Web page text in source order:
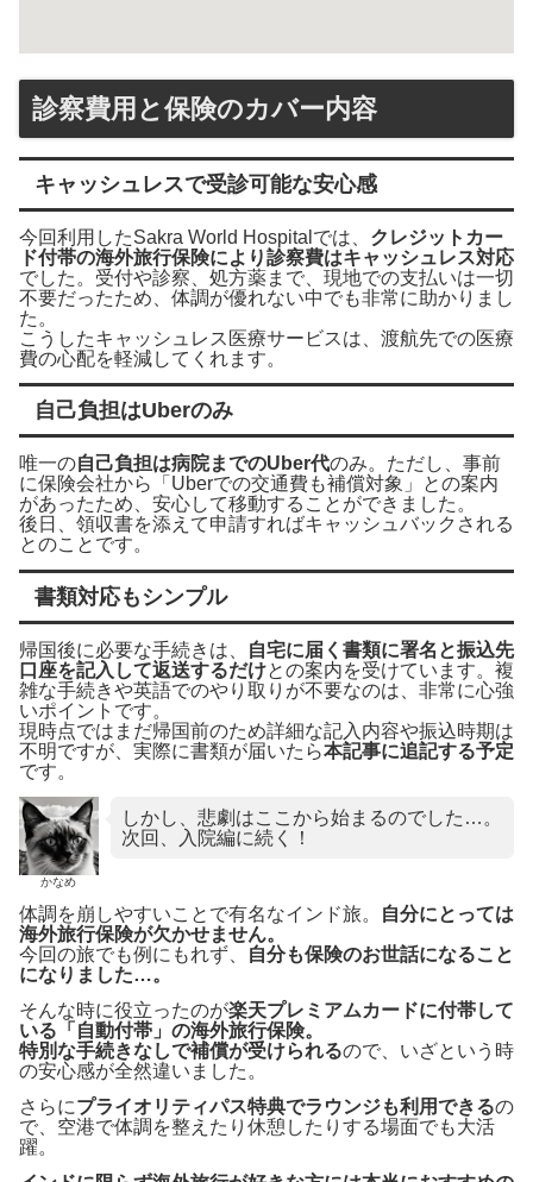
診察費用と保険のカバー内容
キャッシュレスで受診可能な安心感
今回利用したSakra World Hospitalでは、 クレジットカー
ド付帯の海外旅行保険により診察費はキャッシュレス対応
でした。受付や診察、処方薬まで、現地での支払いは一切
不要だったため、体調が優れない中でも非常に助かりまし
た。
こうしたキャッシュレス医療サービスは、渡航先での医療
費の心配を軽減してくれます。
自己負担はUberのみ
唯一の自己負担は病院までのUber代のみ。ただし、事前
に保険会社から「Uberでの交通費も補償対象」との案内
があったため、安心して移動することができました。
後日、領収書を添えて申請すればキャッシュバックされる
とのことです。
書類対応もシンプル
帰国後に必要な手続きは、
自宅に届く書類に署名と振込先
口座を記入して返送するだけとの案内を受けています。複
雑な手続きや英語でのやり取りが不要なのは、非常に心強
いポイントです。
現時点ではまだ帰国前のため詳細な記入内容や振込時期は
不明ですが、実際に書類が届いたら本記事に追記する予定
です。
かなめ
しかし、悲劇はここから始まるのでした…。
次回、入院編に続く！
体調を崩しやすいことで有名なインド旅。
自分にとっては
海外旅行保険が欠かせません。
今回の旅でも例にもれず、
自分も保険のお世話になること
になりました…。
そんな時に役立ったのが楽天プレミアムカードに付帯して
いる「自動付帯」の海外旅行保険。
特別な手続きなしで補償が受けられるので、いざという時
の安心感が全然違いました。
さらにプライオリティパス特典でラウンジも利用できるの
で、空港で体調を整えたり休憩したりする場面でも大活
躍。